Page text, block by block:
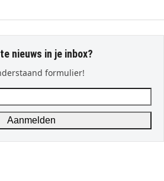
nieuws in je inbox?
formulier!
Aanmelden